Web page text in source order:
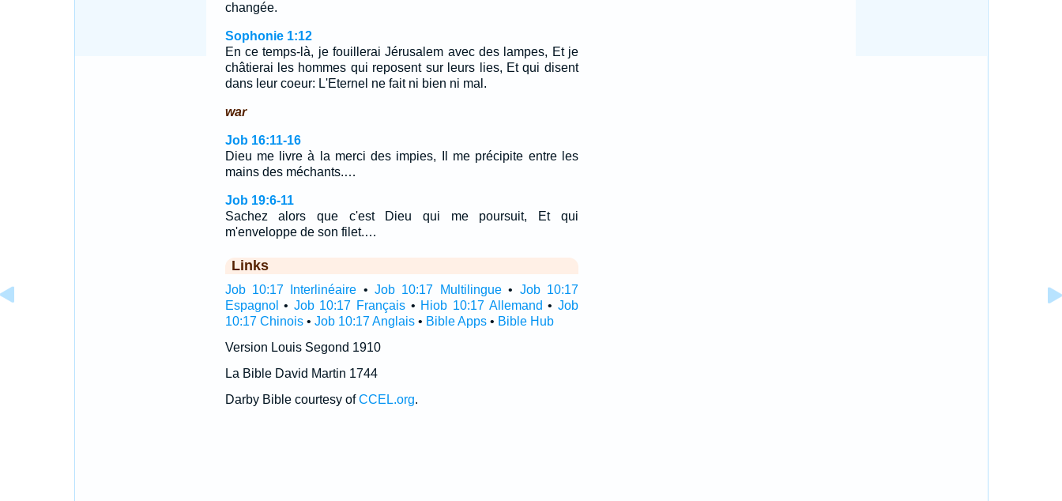
changée.
Sophonie 1:12
En ce temps-là, je fouillerai Jérusalem avec des lampes, Et je
châtierai les hommes qui reposent sur leurs lies, Et qui disent
dans leur coeur: L'Eternel ne fait ni bien ni mal.
war
Job 16:11-16
Dieu me livre à la merci des impies, Il me précipite entre les
mains des méchants.…
Job 19:6-11
Sachez alors que c'est Dieu qui me poursuit, Et qui
m'enveloppe de son filet.…
Links
Job 10:17 Interlinéaire •Job 10:17 Multilingue• Job 10:17
Espagnol • Job 10:17 Français • Hiob 10:17 Allemand • Job
10:17 Chinois• Job 10:17 Anglais• Bible Apps• Bible Hub
Version Louis Segond 1910
La Bible David Martin 1744
Darby Bible courtesy ofCCEL.org.